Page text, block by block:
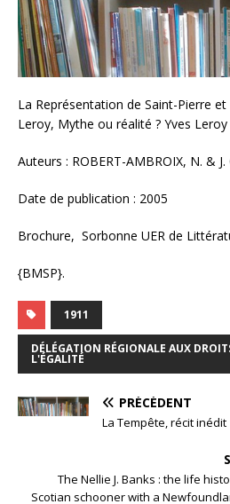
La Représentation de Saint-Pierre
Leroy, Mythe ou réalité ? Yves
Auteurs : ROBERT-AMBROIX, N. & J.
Date de publication : 2005
Brochure, Sorbonne UER de
{BMSP}.
1911
DÉLÉGATION RÉGIONALE AUX
L'ÉGALITÉ
PRÉCÉDENT
La Tempête, récit inédit
The Nellie J. Banks : the life
Scotian schooner with a